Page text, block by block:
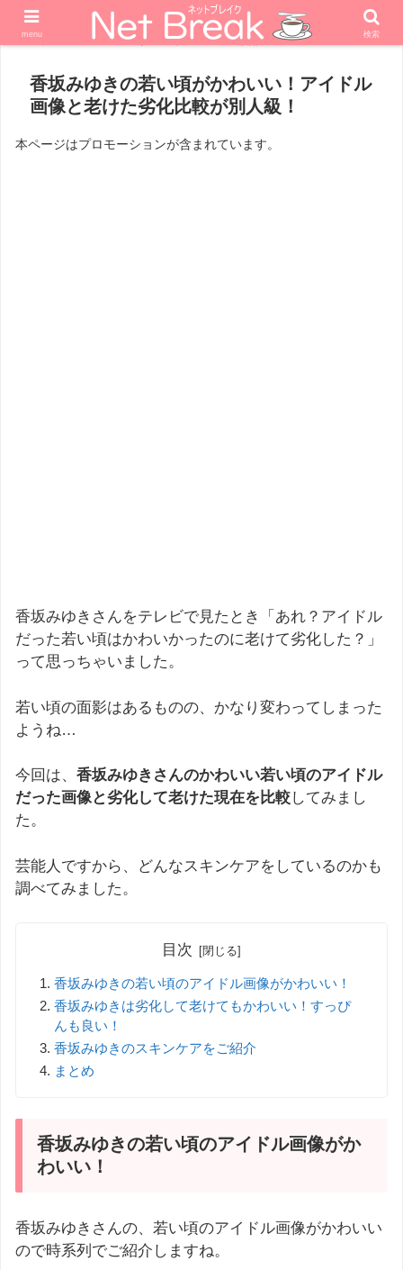
ホーム エンターテナー 女優
香坂みゆきの若い頃がかわいい！アイドル
画像と老けた劣化比較が別人級！
本ページはプロモーションが含まれています。
香坂みゆきさんをテレビで見たとき「あれ？アイドル
だった若い頃はかわいかったのに老けて劣化した？」
って思っちゃいました。
若い頃の面影はあるものの、かなり変わってしまった
ようね…
今回は、 香坂みゆきさんのかわいい若い頃のアイドル
だった画像と劣化して老けた現在を比較してみまし
た。
芸能人ですから、どんなスキンケアをしているのかも
調べてみました。
目次
香坂みゆきの若い頃のアイドル画像がかわいい！
香坂みゆきは劣化して老けてもかわいい！すっぴ
んも良い！
香坂みゆきのスキンケアをご紹介
まとめ
香坂みゆきの若い頃のアイドル画像がか
わいい！
香坂みゆきさんの、若い頃のアイドル画像がかわいい
ので時系列でご紹介しますね。
menu 検索